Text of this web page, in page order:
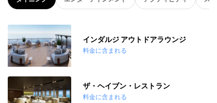
インダルジ アウトドアラウンジ
料金に含まれる
ザ・ヘイブン・レストラン
料金に含まれる